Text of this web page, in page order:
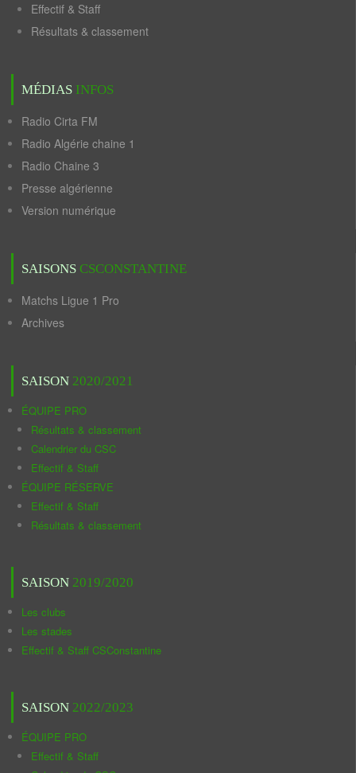
Effectif & Staff
Résultats & classement
MÉDIAS INFOS
Radio Cirta FM
Radio Algérie chaine 1
Radio Chaine 3
Presse algérienne
Version numérique
SAISONS CSCONSTANTINE
Matchs Ligue 1 Pro
Archives
SAISON 2020/2021
ÉQUIPE PRO
Résultats & classement
Calendrier du CSC
Effectif & Staff
ÉQUIPE RÉSERVE
Effectif & Staff
Résultats & classement
SAISON 2019/2020
Les clubs
Les stades
Effectif & Staff CSConstantine
SAISON 2022/2023
ÉQUIPE PRO
Effectif & Staff